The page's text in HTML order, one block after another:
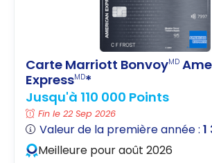
Carte Marriott BonvoyMD
ExpressMD*
Jusqu'à 110 000 Points
Fin le 22 Sep 2026
Valeur de la première année :
Meilleure pour août 2026